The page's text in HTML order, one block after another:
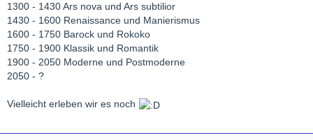
1300 - 1430 Ars nova und Ars subtilior
1430 - 1600 Renaissance und Manierismus
1600 - 1750 Barock und Rokoko
1750 - 1900 Klassik und Romantik
1900 - 2050 Moderne und Postmoderne
2050 - ?
Vielleicht erleben wir es noch